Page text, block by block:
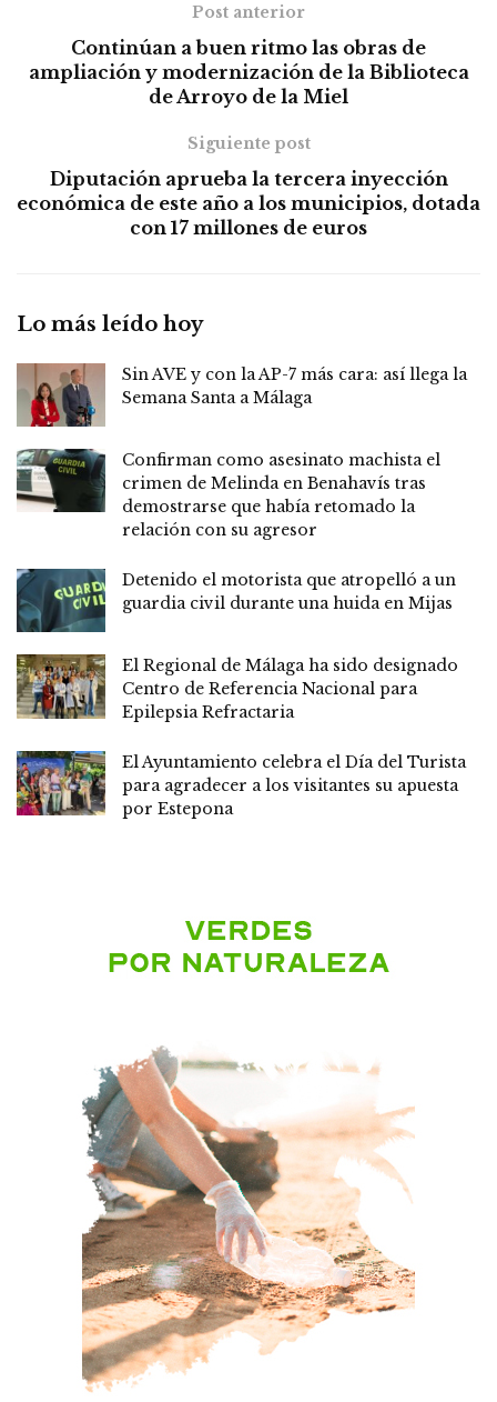
Post anterior
Continúan a buen ritmo las obras de
ampliación y modernización de la Biblioteca
de Arroyo de la Miel
Siguiente post
Diputación aprueba la tercera inyección
económica de este año a los municipios, dotada
con 17 millones de euros
Lo más leído hoy
Sin AVE y con la AP-7 más cara: así llega la
Semana Santa a Málaga
Confirman como asesinato machista el
crimen de Melinda en Benahavís tras
demostrarse que había retomado la
relación con su agresor
Detenido el motorista que atropelló a un
guardia civil durante una huida en Mijas
El Regional de Málaga ha sido designado
Centro de Referencia Nacional para
Epilepsia Refractaria
El Ayuntamiento celebra el Día del Turista
para agradecer a los visitantes su apuesta
por Estepona